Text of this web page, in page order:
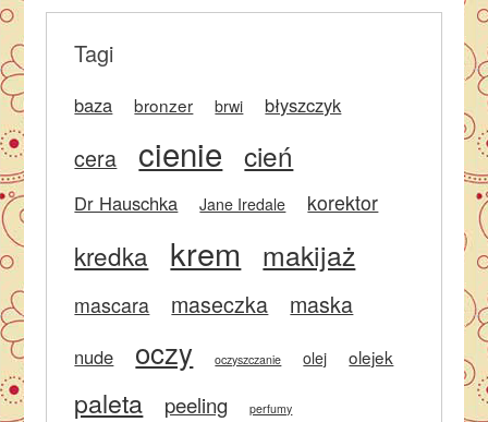
Tagi
baza bronzer brwi błyszczyk
cera cienie cień
Dr Hauschka Jane Iredale korektor
kredka krem makijaż
mascara maseczka maska
nude oczy oczyszczanie olej olejek
paleta peeling perfumy